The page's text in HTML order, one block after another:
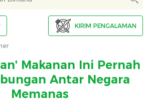
KIRIM PENGALAMAN
Makanan Ini Pernah
Antar Negara
Memanas